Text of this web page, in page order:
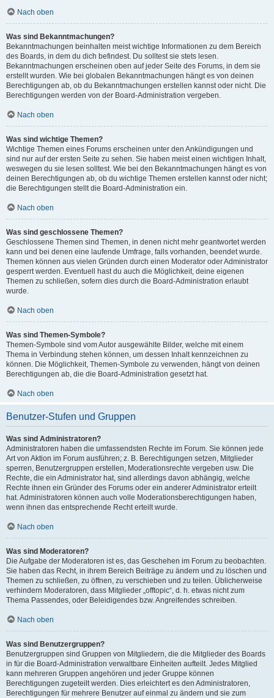
Nach oben
Was sind Bekanntmachungen?
Bekanntmachungen beinhalten meist wichtige Informationen zu dem Bereich
des Boards, in dem du dich befindest. Du solltest sie stets lesen.
Bekanntmachungen erscheinen oben auf jeder Seite des Forums, in dem sie
erstellt wurden. Wie bei globalen Bekanntmachungen hängt es von deinen
Berechtigungen ab, ob du Bekanntmachungen erstellen kannst oder nicht. Die
Berechtigungen werden von der Board-Administration vergeben.
Nach oben
Was sind wichtige Themen?
Wichtige Themen eines Forums erscheinen unter den Ankündigungen und
sind nur auf der ersten Seite zu sehen. Sie haben meist einen wichtigen Inhalt,
weswegen du sie lesen solltest. Wie bei den Bekanntmachungen hängt es von
deinen Berechtigungen ab, ob du wichtige Themen erstellen kannst oder nicht;
die Berechtigungen stellt die Board-Administration ein.
Nach oben
Was sind geschlossene Themen?
Geschlossene Themen sind Themen, in denen nicht mehr geantwortet werden
kann und bei denen eine laufende Umfrage, falls vorhanden, beendet wurde.
Themen können aus vielen Gründen durch einen Moderator oder Administrator
gesperrt werden. Eventuell hast du auch die Möglichkeit, deine eigenen
Themen zu schließen, sofern dies durch die Board-Administration erlaubt
wurde.
Nach oben
Was sind Themen-Symbole?
Themen-Symbole sind vom Autor ausgewählte Bilder, welche mit einem
Thema in Verbindung stehen können, um dessen Inhalt kennzeichnen zu
können. Die Möglichkeit, Themen-Symbole zu verwenden, hängt von deinen
Berechtigungen ab, die die Board-Administration gesetzt hat.
Nach oben
Benutzer-Stufen und Gruppen
Was sind Administratoren?
Administratoren haben die umfassendsten Rechte im Forum. Sie können jede
Art von Aktion im Forum ausführen; z. B. Berechtigungen setzen, Mitglieder
sperren, Benutzergruppen erstellen, Moderationsrechte vergeben usw. Die
Rechte, die ein Administrator hat, sind allerdings davon abhängig, welche
Rechte ihnen ein Gründer des Forums oder ein anderer Administrator erteilt
hat. Administratoren können auch volle Moderationsberechtigungen haben,
wenn ihnen das entsprechende Recht erteilt wurde.
Nach oben
Was sind Moderatoren?
Die Aufgabe der Moderatoren ist es, das Geschehen im Forum zu beobachten.
Sie haben das Recht, in ihrem Bereich Beiträge zu ändern und zu löschen und
Themen zu schließen, zu öffnen, zu verschieben und zu teilen. Üblicherweise
verhindern Moderatoren, dass Mitglieder „offtopic“, d. h. etwas nicht zum
Thema Passendes, oder Beleidigendes bzw. Angreifendes schreiben.
Nach oben
Was sind Benutzergruppen?
Benutzergruppen sind Gruppen von Mitgliedern, die die Mitglieder des Boards
in für die Board-Administration verwaltbare Einheiten aufteilt. Jedes Mitglied
kann mehreren Gruppen angehören und jeder Gruppe können
Berechtigungen zugeteilt werden. Dies erleichtert es den Administratoren,
Berechtigungen für mehrere Benutzer auf einmal zu ändern und sie zum